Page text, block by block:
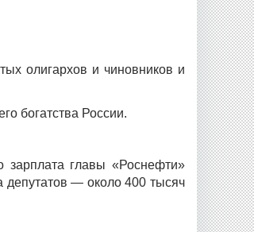
олигархов и чиновников и
богатства России.
зарплата главы «Роснефти»
— около 400 тысяч